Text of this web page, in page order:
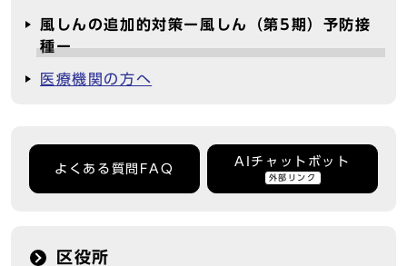
風しんの追加的対策ー風しん（第5期）予防接
種ー
医療機関の方へ
よくある質問FAQ
AIチャットボット
外部リンク
区役所